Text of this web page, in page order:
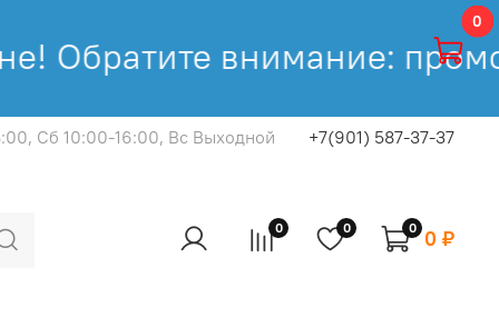
Обратите внимание:
Cб 10:00-16:00, Вс Выходной +7(901) 587-37-37
0 0 0 0 ₽
0